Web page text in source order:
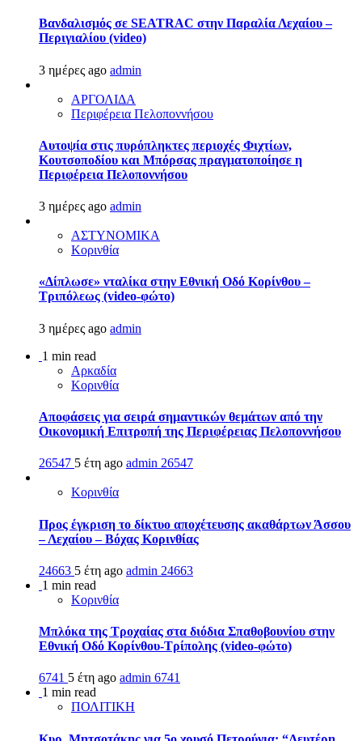
Βανδαλισμός σε SEATRAC στην Παραλία Λεχαίου –
Περιγιαλίου (video)
3 ημέρες ago admin
ΑΡΓΟΛΙΔΑ
Περιφέρεια Πελοποννήσου
Αυτοψία στις πυρόπληκτες περιοχές Φιχτίων,
Κουτσοποδίου και Μπόρσας πραγματοποίησε η
Περιφέρεια Πελοποννήσου
3 ημέρες ago admin
ΑΣΤΥΝΟΜΙΚΑ
Κορινθία
«Δίπλωσε» νταλίκα στην Εθνική Oδό Κορίνθου –
Τριπόλεως (video-φώτο)
3 ημέρες ago admin
1 min read
Αρκαδία
Κορινθία
Αποφάσεις για σειρά σημαντικών θεμάτων από την
Οικονομική Επιτροπή της Περιφέρειας Πελοποννήσου
26547 5 έτη ago admin 26547
Κορινθία
Προς έγκριση το δίκτυο αποχέτευσης ακαθάρτων Άσσου
– Λεχαίου – Βόχας Κορινθίας
24663 5 έτη ago admin 24663
1 min read
Κορινθία
Μπλόκα της Τροχαίας στα διόδια Σπαθοβουνίου στην
Εθνική Οδό Κορίνθου-Τρίπολης (video-φώτο)
6741 5 έτη ago admin 6741
1 min read
ΠΟΛΙΤΙΚΗ